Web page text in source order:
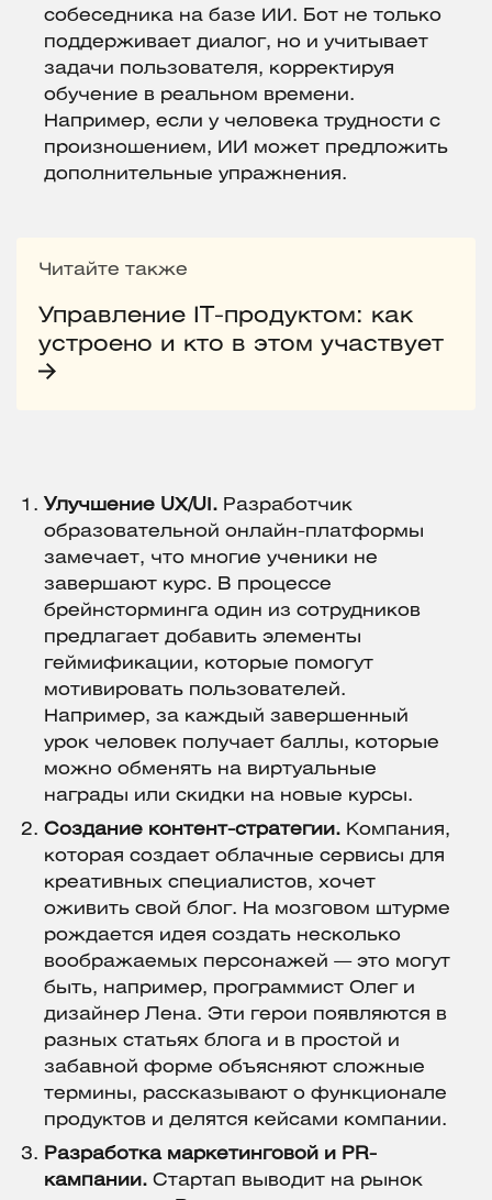
собеседника на базе ИИ. Бот не только
поддерживает диалог, но и учитывает
задачи пользователя, корректируя
обучение в реальном времени.
Например, если у человека трудности с
произношением, ИИ может предложить
дополнительные упражнения.
Читайте также
Управление IT-продуктом: как
устроено и кто в этом участвует
Улучшение UX/UI. Разработчик
образовательной онлайн-платформы
замечает, что многие ученики не
завершают курс. В процессе
брейнсторминга один из сотрудников
предлагает добавить элементы
геймификации, которые помогут
мотивировать пользователей.
Например, за каждый завершенный
урок человек получает баллы, которые
можно обменять на виртуальные
награды или скидки на новые курсы.
Создание контент-стратегии. Компания,
которая создает облачные сервисы для
креативных специалистов, хочет
оживить свой блог. На мозговом штурме
рождается идея создать несколько
воображаемых персонажей — это могут
быть, например, программист Олег и
дизайнер Лена. Эти герои появляются в
разных статьях блога и в простой и
забавной форме объясняют сложные
термины, рассказывают о функционале
продуктов и делятся кейсами компании.
Разработка маркетинговой и PR-
кампании. Стартап выводит на рынок